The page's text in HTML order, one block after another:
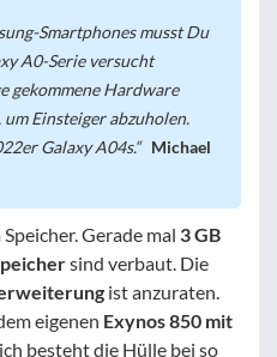
Smartphones musst Du
A0-Serie versucht
gekommene Hardware
Einsteiger abzuholen.
Galaxy A04s.
Michael
Gerade mal 3 GB
sind verbaut. Die
ist anzuraten.
eigenen Exynos 850 mit
besteht die Hülle bei so